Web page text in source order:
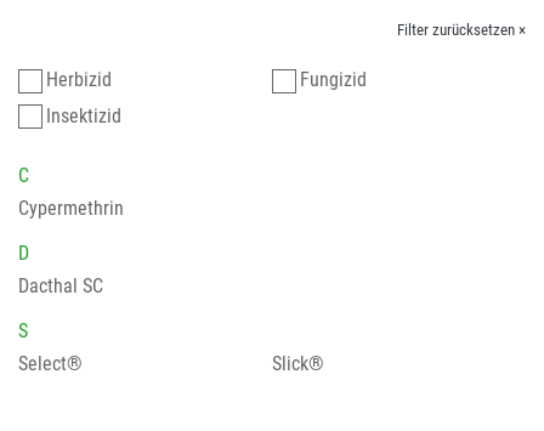
Filter zurücksetzen ×
Herbizid
Fungizid
Insektizid
C
Cypermethrin
D
Dacthal SC
S
Select®
Slick®